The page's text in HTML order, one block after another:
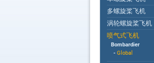
多螺旋桨飞机
涡轮螺旋桨飞机
喷气式飞机
Bombardier
- Global